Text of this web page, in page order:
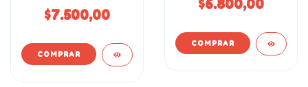
$7.500,00
$6.800,00